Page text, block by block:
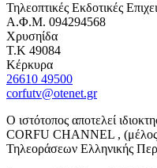
Τηλεοπτικές Εκδοτικές
Α.Φ.Μ. 094294568
Χρυσηίδα
Τ.Κ 49084
Κέρκυρα
26610 49500
corfutv@otenet.gr
Ο ιστότοπος αποτελεί
CORFU CHANNEL ,
Τηλεοράσεων Ελληνικής